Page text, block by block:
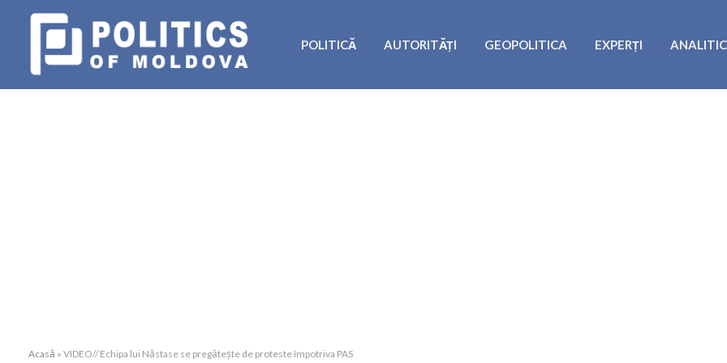
POLITICĂ AUTORITĂȚI GEOPOLITICA EXPERȚI
Acasă » VIDEO// Echipa lui Năstase se pregătește de proteste împotriva PAS